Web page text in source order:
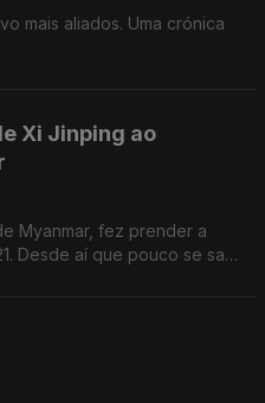
mais aliados. Uma crónica
Xi Jinping ao
Myanmar, fez prender a
Desde aí que pouco se sabe